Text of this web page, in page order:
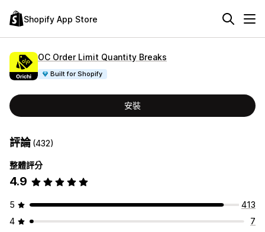
Shopify App Store
OC Order Limit Quantity Breaks
Built for Shopify
安裝
評論(432)
整體評分
4.9
5
413
4
7